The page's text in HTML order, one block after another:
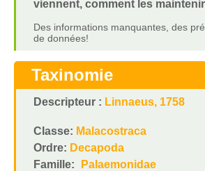
viennent, comment les
Des informations manquantes, des
de données!
Taxinomie
Descripteur : Linnaeus, 1758
Classe: Malacostraca
Ordre: Decapoda
Famille:
Palaemonidae